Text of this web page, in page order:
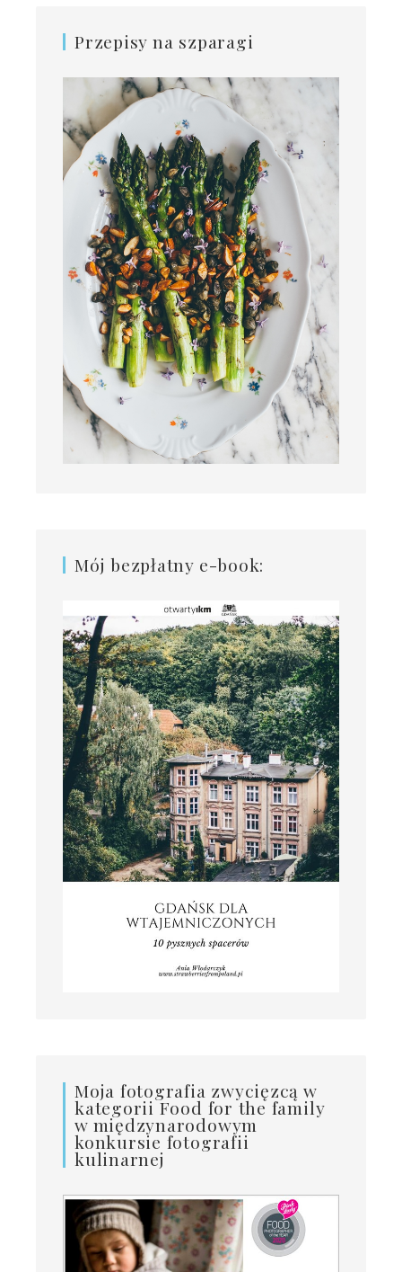
Przepisy na szparagi
Mój bezpłatny e-book:
Moja fotografia zwycięzcą w
kategorii Food for the family
w międzynarodowym
konkursie fotografii
kulinarnej